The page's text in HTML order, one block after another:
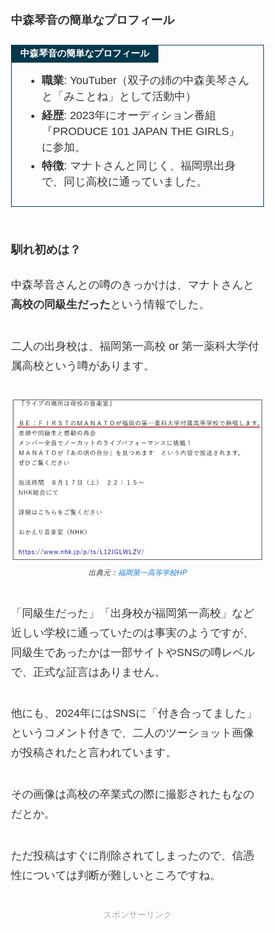
中森琴音の簡単なプロフィール
中森琴音の簡単なプロフィール
職業: YouTuber（双子の姉の中森美琴さん
と「みことね」として活動中）
経歴: 2023年にオーディション番組
『PRODUCE 101 JAPAN THE GIRLS』
に参加。
特徴: マナトさんと同じく、福岡県出身
で、同じ高校に通っていました。
馴れ初めは？
中森琴音さんとの噂のきっかけは、マナトさんと
高校の同級生だった という情報でした。
二人の出身校は、福岡第一高校 or 第一薬科大学付
属高校という噂があります。
出典元： 福岡第一高等学校HP
「同級生だった」「出身校が福岡第一高校」など
近しい学校に通っていたのは事実のようですが、
同級生であったかは一部サイトやSNSの噂レベル
で、正式な証言はありません。
他にも、2024年にはSNSに「付き合ってました」
というコメント付きで、二人のツーショット画像
が投稿されたと言われています。
その画像は高校の卒業式の際に撮影されたもなの
だとか。
ただ投稿はすぐに削除されてしまったので、信憑
性については判断が難しいところですね。
スポンサーリンク